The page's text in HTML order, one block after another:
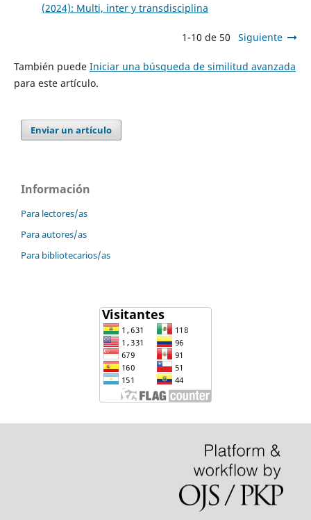
(2024): Multi, inter y transdisciplina
1-10 de 50 Siguiente
También puede Iniciar una búsqueda de similitud avanzada
para este artículo.
Enviar un artículo
Información
Para lectores/as
Para autores/as
Para bibliotecarios/as